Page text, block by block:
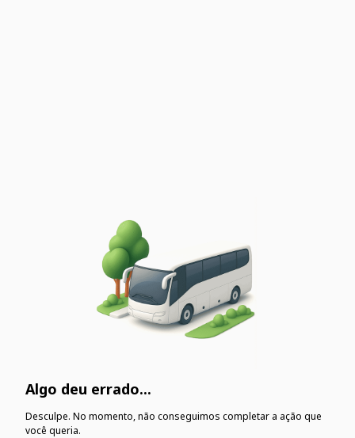
Algo deu errado...
Desculpe. No momento, não conseguimos completar a ação que
você queria.